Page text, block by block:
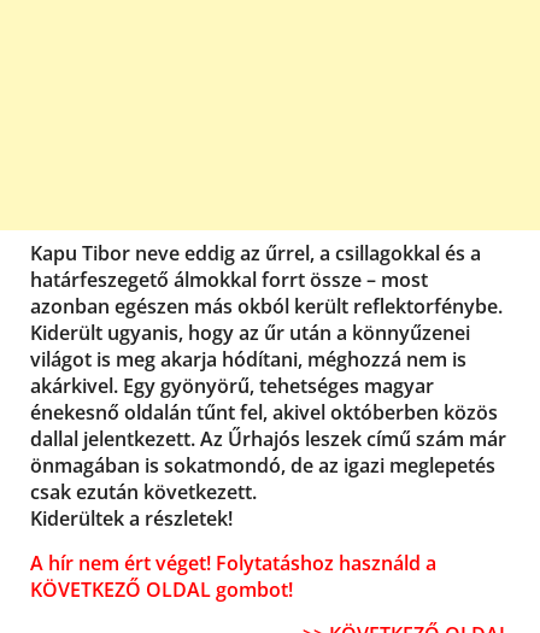
Kapu Tibor neve eddig az űrrel, a csillagokkal és a
határfeszegető álmokkal forrt össze – most
azonban egészen más okból került reflektorfénybe.
Kiderült ugyanis, hogy az űr után a könnyűzenei
világot is meg akarja hódítani, méghozzá nem is
akárkivel. Egy gyönyörű, tehetséges magyar
énekesnő oldalán tűnt fel, akivel októberben közös
dallal jelentkezett. Az Űrhajós leszek című szám már
önmagában is sokatmondó, de az igazi meglepetés
csak ezután következett.
Kiderültek a részletek!
A hír nem ért véget! Folytatáshoz használd a
KÖVETKEZŐ OLDAL gombot!